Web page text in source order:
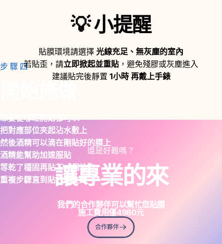
步驟四
想要從哪理開始都可以
把對應部位夾起沾水敷上
然後酒精可以滴在剛貼好的膜上
酒精能幫助加速服貼
等乾了穩固再貼下一個地方
重複步驟直到貼好整支錶
💡小提醒
貼膜環境請選擇 光線充足、無灰塵的室內
若貼歪，請立即掀起並重貼 ，避免殘膠或灰塵進入
建議貼完後靜置 1小時 再戴上手錶
還是好難嗎？
讓專業的來
我們的合作夥伴可以幫忙您貼膜
施工費用僅4980元
合作夥伴